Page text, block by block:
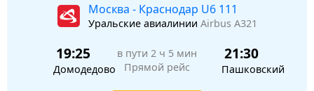
Москва - Краснодар U6 111
Уральские авиалинии Airbus A321
19:25
Домодедово
в пути 2 ч 5 мин
Прямой рейс
21:30
Пашковский